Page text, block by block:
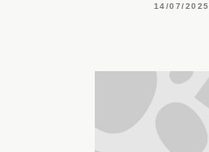
14/07/2025